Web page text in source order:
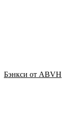
Бэнкси от ABVH